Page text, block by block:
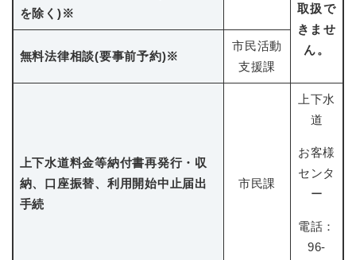
を除く)※
取扱で
きませ
ん。
無料法律相談(要事前予約)※
市民活動
支援課
上下水道料金等納付書再発行・収
納、口座振替、利用開始中止届出
手続
市民課
上下水
道
お客様
センタ
ー
電話：
96-